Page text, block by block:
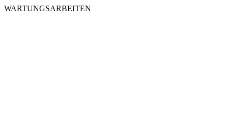
WARTUNGSARBEITEN